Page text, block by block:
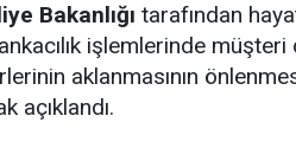
Bakanlığı tarafından
işlemlerinde
aklanmasının
açıklandı.